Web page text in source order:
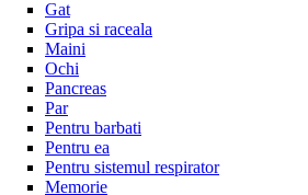
Gat
Gripa si raceala
Maini
Ochi
Pancreas
Par
Pentru barbati
Pentru ea
Pentru sistemul respirator
Memorie